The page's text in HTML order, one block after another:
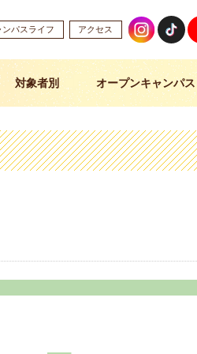
ンパスライフ アクセス
対象者別 オープンキャンパス